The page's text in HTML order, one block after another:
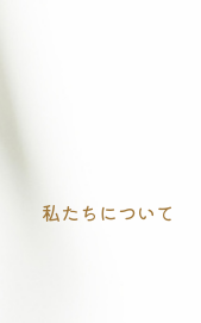
私たちについて